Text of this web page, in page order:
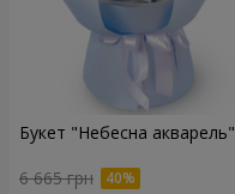
Букет "Небесна акварель"
6 665 грн